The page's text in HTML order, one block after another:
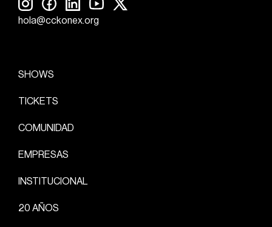
hola@cckonex.org
SHOWS
TICKETS
COMUNIDAD
EMPRESAS
INSTITUCIONAL
20 AÑOS